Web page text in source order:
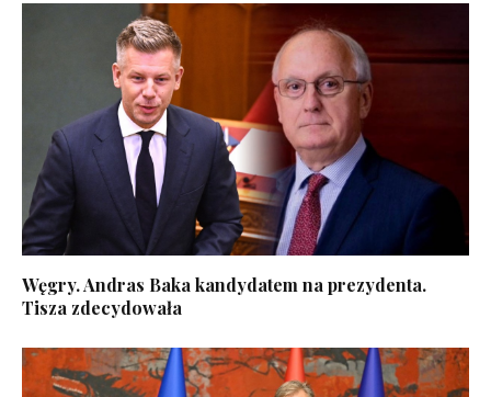
Węgry. Andras Baka kandydatem na prezydenta.
Tisza zdecydowała